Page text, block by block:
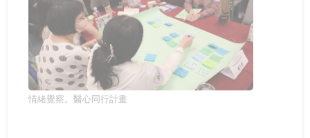
情緒覺察。醫心同行計畫